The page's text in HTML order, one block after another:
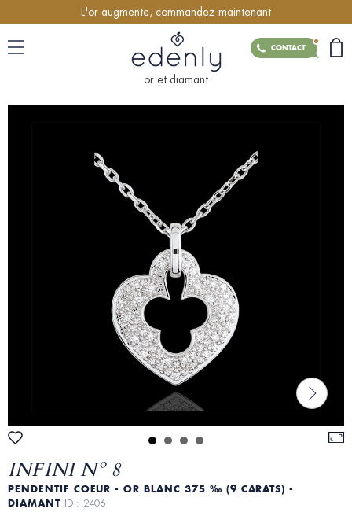
L'or augmente, commandez maintenant
CONTACT
or et diamant
INFINI Nº 8
PENDENTIF COEUR - OR BLANC 375 ‰ (9 CARATS) -
DIAMANT ID : 2406